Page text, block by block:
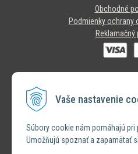
Vaše nastavenie
Súbory cookie nám pomáhajú pri
Umožňujú spoznať a zapamätať
Obchodné
Podmienky ochrany